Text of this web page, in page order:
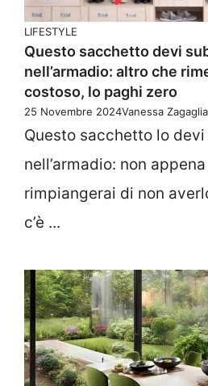
LIFESTYLE
Questo sacchetto devi
nell’armadio: altro che
costoso, lo paghi zero
25 Novembre 2024Vanessa Zagaglia
Questo sacchetto lo
nell’armadio: non
rimpiangerai di non
c’è ...